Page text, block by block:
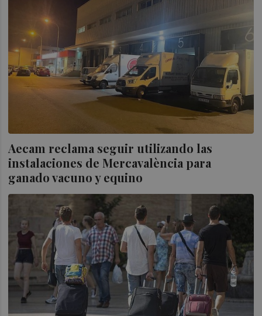
Aecam reclama seguir utilizando las
instalaciones de Mercavalència para
ganado vacuno y equino